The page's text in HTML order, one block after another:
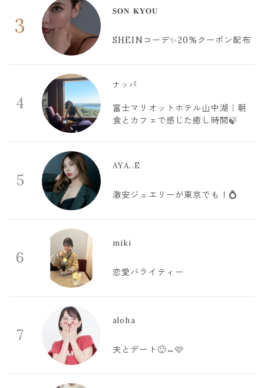
3
𝐒𝐎𝐍 𝐊𝐘𝐎𝐔
SHEINコーデ✨20%クーポン配布
4
ナッパ
富士マリオットホテル山中湖｜朝
食とカフェで感じた癒し時間🍃
5
AYA..E
激安ジュエリーが東京でも！💍
6
miki
恋愛バライティー
7
aloha
夫とデート🙂‍↔️🩷